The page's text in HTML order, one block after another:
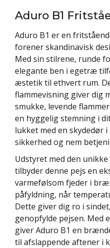
Aduro B1
Aduro B1 er en
forener skandinavisk
Med sin stilrene, runde
elegante ben i egetræ
æstetik til ethvert rum.
flammevisning giver dig
smukke, levende
en hyggelig stemning i
lukket med en skydedør
sikkerhed og nem
Udstyret med den unikke
tilbyder denne pejs en
varmefølsom fjeder i
påfyldning, når
Dette giver dig ro i
genopfylde pejsen. Med
giver Aduro B1 en
til afslappende aftener i